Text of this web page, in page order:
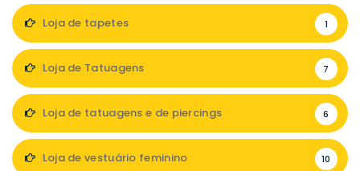
Loja de tapetes 1
Loja de Tatuagens 7
Loja de tatuagens e de piercings 6
Loja de vestuário feminino 10